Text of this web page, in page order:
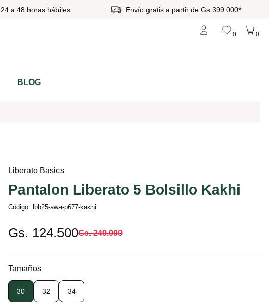
a 48 horas hábiles Envío gratis a partir de Gs 399.000*
0 0
BLOG
Liberato Basics
Pantalon Liberato 5 Bolsillo Kakhi
Código: lbb25-awa-p677-kakhi
Gs. 124.500Gs. 249.000
Tamaños
30 32 34